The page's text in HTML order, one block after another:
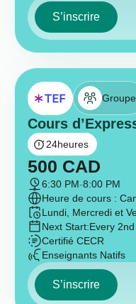
S’inscrire
Groupe
Cours
24heures
500 CAD
6:30 PM-8:00 PM
Heure de cours :
Lundi, Mercredi et
Next Start:Every
Certifié CECR
Enseignants Natifs
S’inscrire